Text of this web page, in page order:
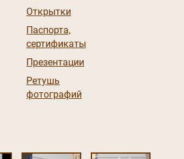
Открытки
Паспорта,
сертификаты
Презентации
Ретушь
фотографий